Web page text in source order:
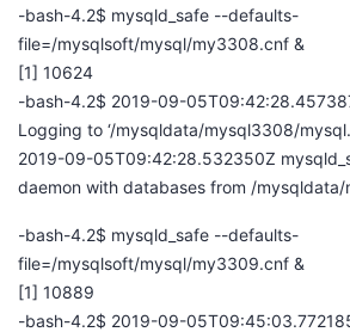
-bash-4.2$ mysqld_safe --defaults-
file=/mysqlsoft/mysql/my3308.cnf &
[1] 10624
-bash-4.2$ 2019-09-
Logging to ‘/mysqldata/mysql3308/
2019-09-05T09:42:28.532350Z
daemon with databases from /
-bash-4.2$ mysqld_safe --defaults-
file=/mysqlsoft/mysql/my3309.cnf &
[1] 10889
-bash-4.2$ 2019-09-